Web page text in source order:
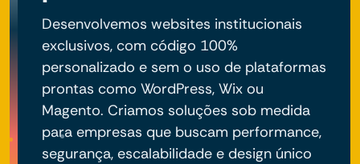
Desenvolvemos websites institucionais
exclusivos, com código 100%
personalizado e sem o uso de plataformas
prontas como WordPress, Wix ou
Magento. Criamos soluções sob medida
para empresas que buscam performance,
segurança, escalabilidade e design único